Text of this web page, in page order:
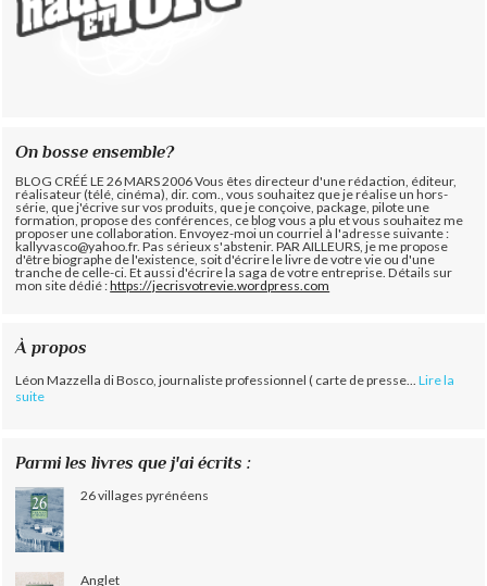
On bosse ensemble?
BLOG CRÉÉ LE 26 MARS 2006 Vous êtes directeur d'une rédaction, éditeur,
réalisateur (télé, cinéma), dir. com., vous souhaitez que je réalise un hors-
série, que j'écrive sur vos produits, que je conçoive, package, pilote une
formation, propose des conférences, ce blog vous a plu et vous souhaitez me
proposer une collaboration. Envoyez-moi un courriel à l'adresse suivante :
kallyvasco@yahoo.fr. Pas sérieux s'abstenir. PAR AILLEURS, je me propose
d'être biographe de l'existence, soit d'écrire le livre de votre vie ou d'une
tranche de celle-ci. Et aussi d'écrire la saga de votre entreprise. Détails sur
mon site dédié :https://jecrisvotrevie.wordpress.com
À propos
Léon Mazzella di Bosco, journaliste professionnel ( carte de presse... Lire la
suite
Parmi les livres que j'ai écrits :
26 villages pyrénéens
Anglet